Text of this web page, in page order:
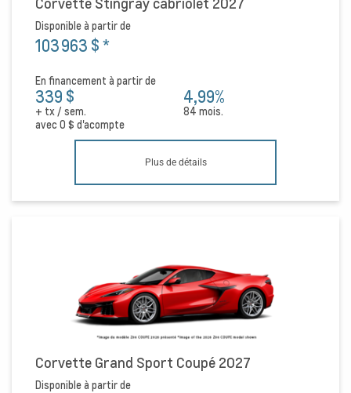
Disponible à partir de
103 963 $*
En financement à partir de
339 $
+ tx / sem.
4,99%
84 mois.
avec0 $ d'acompte
Plus de détails
Corvette Grand Sport Coupé 2027
Disponible à partir de